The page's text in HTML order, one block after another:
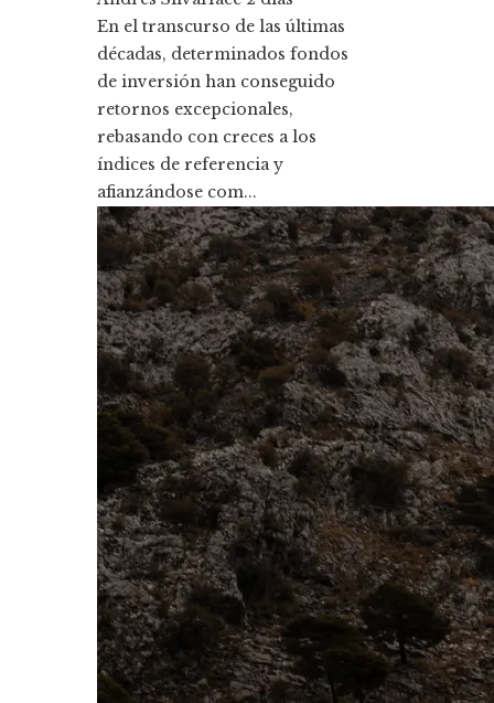
En el transcurso de las últimas
décadas, determinados fondos
de inversión han conseguido
retornos excepcionales,
rebasando con creces a los
índices de referencia y
afianzándose com...